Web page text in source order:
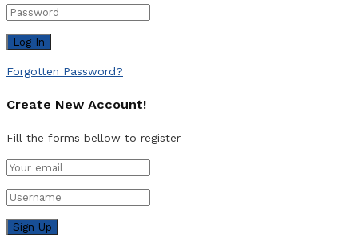
Forgotten Password?
Create New Account!
Fill the forms bellow to register